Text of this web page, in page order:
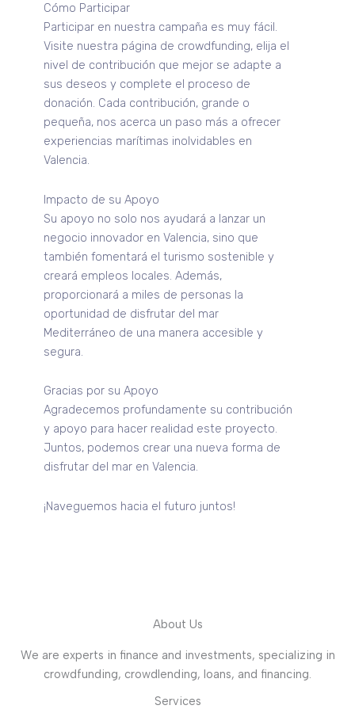
Cómo Participar
Participar en nuestra campaña es muy fácil.
Visite nuestra página de crowdfunding, elija el
nivel de contribución que mejor se adapte a
sus deseos y complete el proceso de
donación. Cada contribución, grande o
pequeña, nos acerca un paso más a ofrecer
experiencias marítimas inolvidables en
Valencia.
Impacto de su Apoyo
Su apoyo no solo nos ayudará a lanzar un
negocio innovador en Valencia, sino que
también fomentará el turismo sostenible y
creará empleos locales. Además,
proporcionará a miles de personas la
oportunidad de disfrutar del mar
Mediterráneo de una manera accesible y
segura.
Gracias por su Apoyo
Agradecemos profundamente su contribución
y apoyo para hacer realidad este proyecto.
Juntos, podemos crear una nueva forma de
disfrutar del mar en Valencia.
¡Naveguemos hacia el futuro juntos!
About Us
We are experts in finance and investments, specializing in
crowdfunding, crowdlending, loans, and financing.
Services